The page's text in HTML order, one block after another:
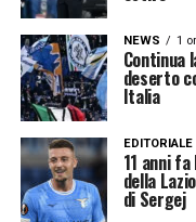
Le 250 presenze
arrivo, ma
partenza:
e la Lazio conta
crescere.
LEGGI LE
NEWS 1
Continua
deserto
Italia
EDITORIALE
11 anni
della
di Sergej